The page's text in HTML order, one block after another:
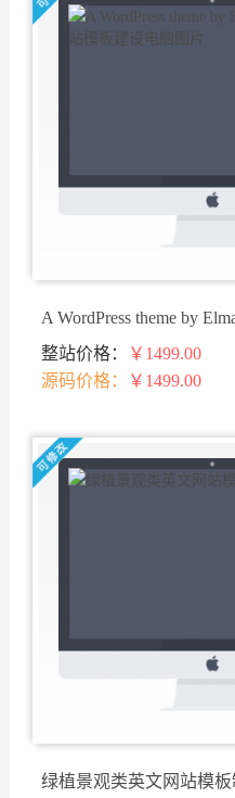
A WordPress theme by
网站模板建设
整站价格：
￥1499.00
源码价格：
￥1499.00
绿植景观类英文网站模